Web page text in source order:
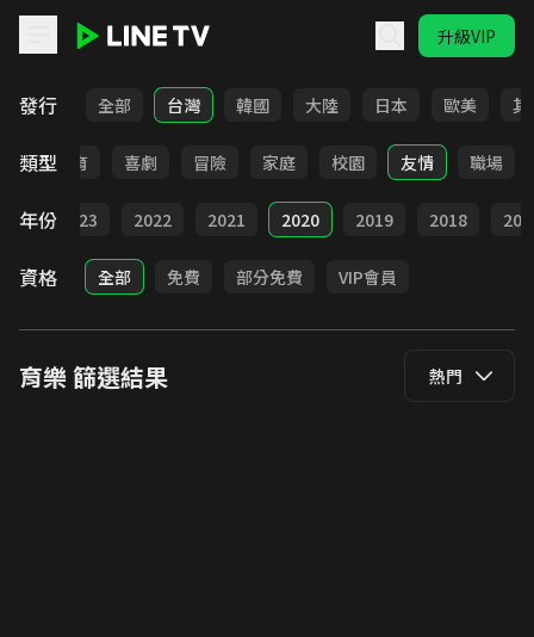
升級VIP
發行 全部 台灣 韓國 大陸 日本 歐美 其
類型教育 喜劇 冒險 家庭 校園 友情 職場
年份 2023 2022 2021 2020 2019 2018
資格 全部 免費 部分免費 VIP會員
育樂篩選結果 熱門